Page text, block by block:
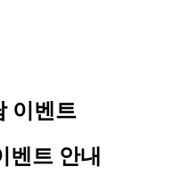
이벤트
벤트 안내